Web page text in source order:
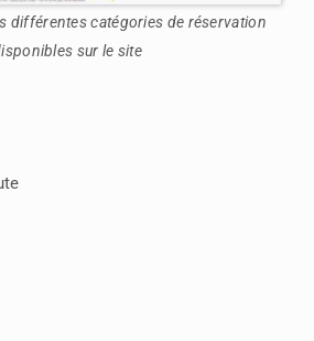
différentes catégories de réservation
sur le site